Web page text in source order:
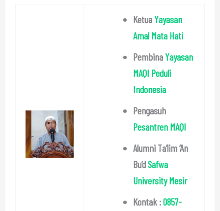
Ketua Yayasan
Amal Mata Hati
Pembina Yayasan
MAQI Peduli
Indonesia
Pengasuh
Pesantren MAQI
Alumni Ta’lim ‘An
Bu’dSafwa
University Mesir
Kontak :0857-